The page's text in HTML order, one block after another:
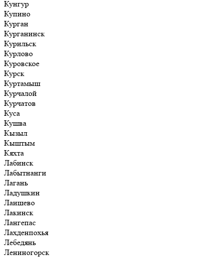
Кунгур
Купино
Курган
Курганинск
Курильск
Курлово
Куровское
Курск
Куртамыш
Курчалой
Курчатов
Куса
Кушва
Кызыл
Кыштым
Кяхта
Лабинск
Лабытнанги
Лагань
Ладушкин
Лаишево
Лакинск
Лангепас
Лахденпохья
Лебедянь
Лениногорск